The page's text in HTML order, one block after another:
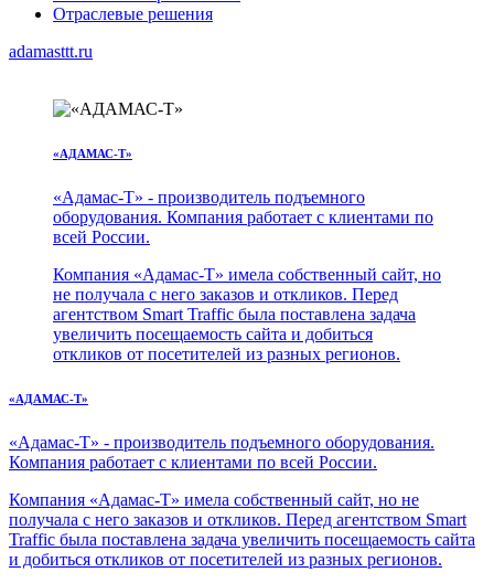
Отраслевые решения
adamasttt.ru
«АДАМАС-Т»
«Адамас-Т» - производитель подъемного
оборудования. Компания работает с клиентами по
всей России.
Компания «Адамас-Т» имела собственный сайт, но
не получала с него заказов и откликов. Перед
агентством Smart Traffic была поставлена задача
увеличить посещаемость сайта и добиться
откликов от посетителей из разных регионов.
«АДАМАС-Т»
«Адамас-Т» - производитель подъемного оборудования.
Компания работает с клиентами по всей России.
Компания «Адамас-Т» имела собственный сайт, но не
получала с него заказов и откликов. Перед агентством Smart
Traffic была поставлена задача увеличить посещаемость сайта
и добиться откликов от посетителей из разных регионов.